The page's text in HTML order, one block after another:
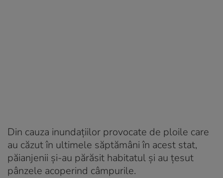
Din cauza inundațiilor provocate de ploile care
au căzut în ultimele săptămâni în acest stat,
păianjenii și-au părăsit habitatul și au țesut
pânzele acoperind câmpurile.